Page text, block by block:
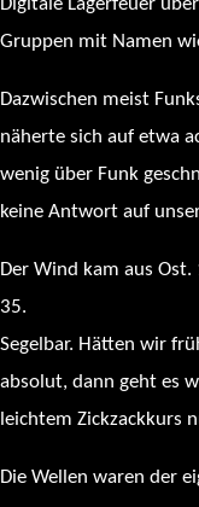
Gruppen mit Namen
Dazwischen meist
näherte sich auf etwa
wenig über Funk
keine Antwort auf
Der Wind kam aus
35.
Segelbar. Hätten wir
absolut, dann geht es
leichtem Zickzackkurs
Die Wellen waren der